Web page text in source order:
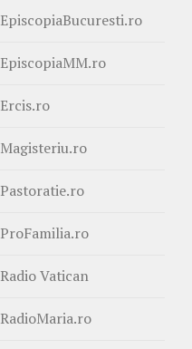
EpiscopiaBucuresti.ro
EpiscopiaMM.ro
Ercis.ro
Magisteriu.ro
Pastoratie.ro
ProFamilia.ro
Radio Vatican
RadioMaria.ro